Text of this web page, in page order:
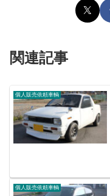
関連記事
個人販売依頼車輌
個人販売依頼車輌